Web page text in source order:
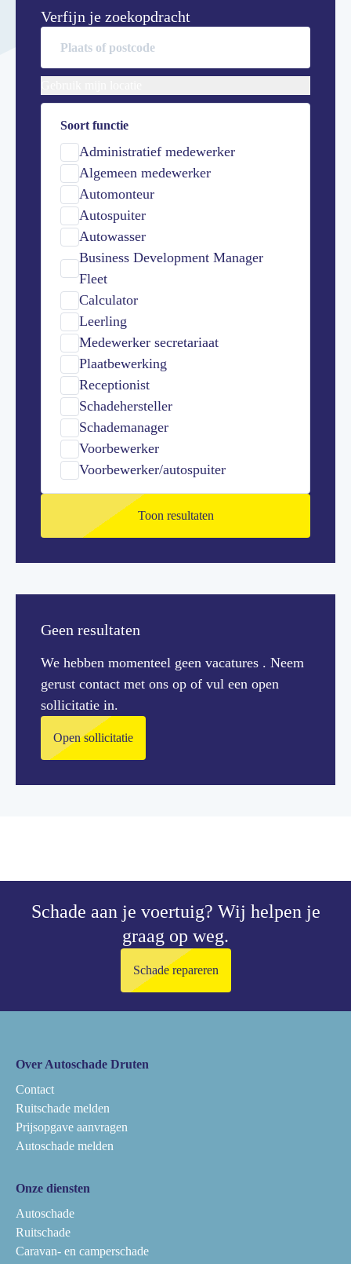
Verfijn je zoekopdracht
Soort functie
Administratief medewerker
Algemeen medewerker
Automonteur
Autospuiter
Autowasser
Business Development Manager
Fleet
Calculator
Leerling
Medewerker secretariaat
Plaatbewerking
Receptionist
Schadehersteller
Schademanager
Voorbewerker
Voorbewerker/autospuiter
Toon resultaten
Geen resultaten
We hebben momenteel geen vacatures . Neem
gerust contact met ons op of vul een open
sollicitatie in.
Open sollicitatie
Schade aan je voertuig? Wij helpen je
graag op weg.
Schade repareren
Over Autoschade Druten
Contact
Ruitschade melden
Prijsopgave aanvragen
Autoschade melden
Onze diensten
Autoschade
Ruitschade
Caravan- en camperschade